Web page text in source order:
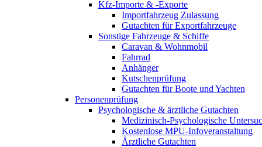
Kfz-Importe & -Exporte
Importfahrzeug Zulassung
Gutachten für Exportfahrzeuge
Sonstige Fahrzeuge & Schiffe
Caravan & Wohnmobil
Fahrrad
Anhänger
Kutschenprüfung
Gutachten für Boote und Yachten
Personenprüfung
Psychologische & ärztliche Gutachten
Medizinisch-Psychologische
Kostenlose MPU-Infoveranstaltung
Ärztliche Gutachten